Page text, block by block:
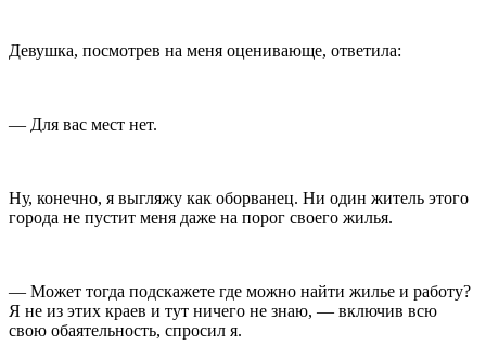
Девушка, посмотрев на меня оценивающе, ответила:
— Для вас мест нет.
Ну, конечно, я выгляжу как оборванец. Ни один житель этого
города не пустит меня даже на порог своего жилья.
— Может тогда подскажете где можно найти жилье и работу?
Я не из этих краев и тут ничего не знаю, — включив всю
свою обаятельность, спросил я.